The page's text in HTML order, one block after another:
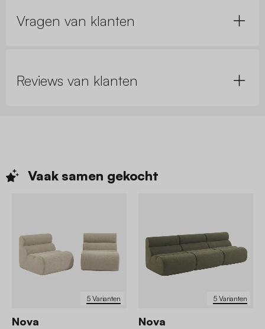
Vragen van klanten
Reviews van klanten
Vaak samen gekocht
5 Varianten
Nova
5 Varianten
Nova